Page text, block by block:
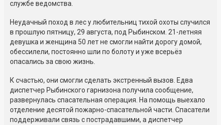
службе ведомства.
Неудачный поход в лес у любительниц тихой охоты случился
в прошлую пятницу, 29 августа, под Рыбинском. 21-летняя
девушка и женщина 50 лет не смогли найти дорогу домой,
обессилели, постоянно шли по болоту и уже всерьёз
опасались за свою жизнь.
К счастью, они смогли сделать экстренный вызов. Едва
диспетчер Рыбинского гарнизона получила сообщение,
развернулась спасательная операция. На помощь выехало
отделение десятой пожарно-спасательной части. Спасатели
поддерживали связь с пострадавшими, а диспетчер